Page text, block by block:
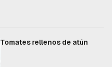
Tomates rellenos de atún